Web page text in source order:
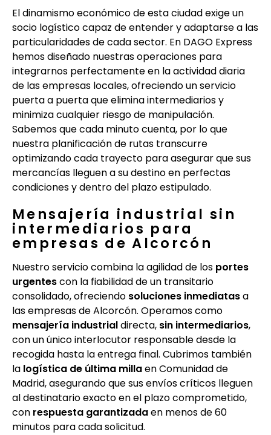
El dinamismo económico de esta ciudad exige un
socio logístico capaz de entender y adaptarse a las
particularidades de cada sector. En DAGO Express
hemos diseñado nuestras operaciones para
integrarnos perfectamente en la actividad diaria
de las empresas locales, ofreciendo un servicio
puerta a puerta que elimina intermediarios y
minimiza cualquier riesgo de manipulación.
Sabemos que cada minuto cuenta, por lo que
nuestra planificación de rutas transcurre
optimizando cada trayecto para asegurar que sus
mercancías lleguen a su destino en perfectas
condiciones y dentro del plazo estipulado.
Mensajería industrial sin
intermediarios para
empresas de Alcorcón
Nuestro servicio combina la agilidad de los portes
urgentescon la fiabilidad de un transitario
consolidado, ofreciendo soluciones inmediatasa
las empresas de Alcorcón. Operamos como
mensajería industrialdirecta, sin intermediarios,
con un único interlocutor responsable desde la
recogida hasta la entrega final. Cubrimos también
la logística de última millaen Comunidad de
Madrid, asegurando que sus envíos críticos lleguen
al destinatario exacto en el plazo comprometido,
con respuesta garantizadaen menos de 60
minutos para cada solicitud.